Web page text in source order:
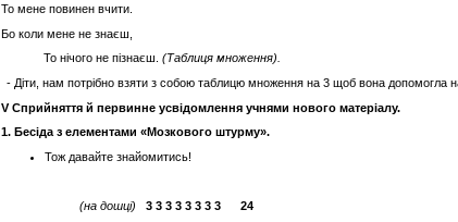
То мене повинен вчити.
Бо коли мене не знаєш,
То нічого не пізнаєш. (Таблиця множення).
- Діти, нам потрібно взяти з собою таблицю множення на 3 щоб вона допомогла
V Сприйняття й первинне усвідомлення учнями нового матеріалу.
1. Бесіда з елементами «Мозкового штурму».
Тож давайте знайомитись!
(на дошці) 3 3 3 3 3 3 3 3 24